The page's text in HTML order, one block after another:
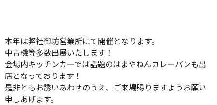
本年は弊社御坊営業所にて開催となります。
中古機等多数出展いたします！
会場内キッチンカーでは話題のはまやねんカレーパンも出
店となっております！
是非ともお誘いあわせのうえ、ご来場賜りますようお願い
申しあげます。